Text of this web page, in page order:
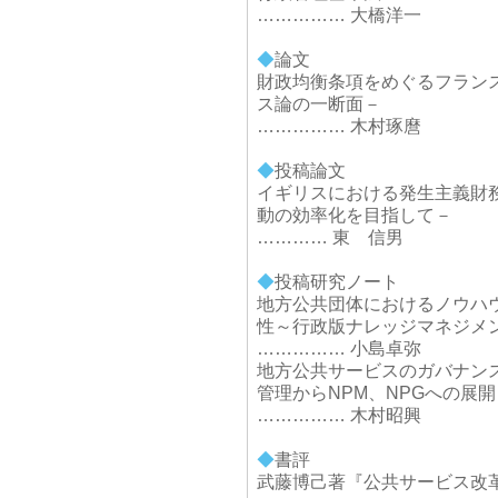
…………… 大橋洋一
◆論文
財政均衡条項をめぐるフラン
ス論の一断面－
…………… 木村琢麿
◆投稿論文
イギリスにおける発生主義財
動の効率化を目指して－
………… 東 信男
◆投稿研究ノート
地方公共団体におけるノウハ
性～行政版ナレッジマネジメ
…………… 小島卓弥
地方公共サービスのガバナン
管理からNPM、NPGへの展
…………… 木村昭興
◆書評
武藤博己著『公共サービス改